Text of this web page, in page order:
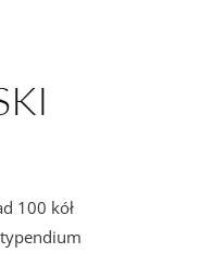
100 kół